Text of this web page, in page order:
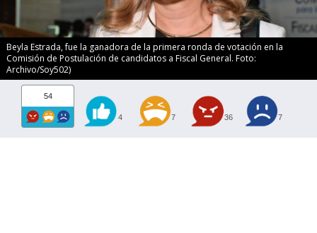
Beyla Estrada, fue la ganadora de la primera ronda de votación en la
Comisión de Postulación de candidatos a Fiscal General. Foto:
Archivo/Soy502)
54
4 7 36 7